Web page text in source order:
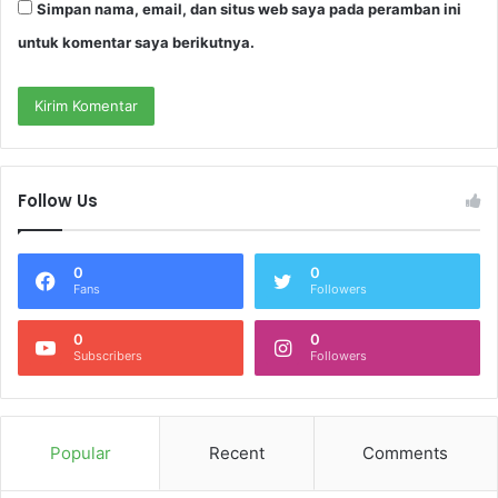
Simpan nama, email, dan situs web saya pada peramban ini
untuk komentar saya berikutnya.
Follow Us
0
Fans
0
Followers
0
Subscribers
0
Followers
Popular Recent Comments